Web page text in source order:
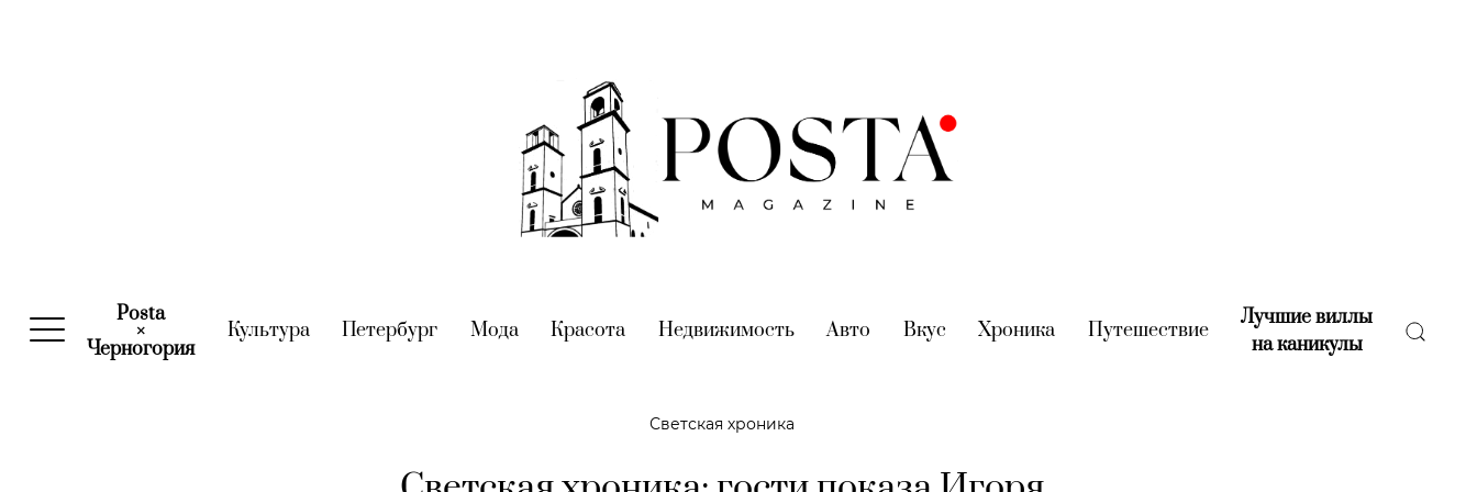
Posta
×
Черногория(current)
Культура(current)
Петербург (current)
Мода(current)
Красота (current)
Недвижимость(current)
Авто (current)
Вкус (current)
Хроника (current)
Путешествие(current)
Лучшие виллы
на каникулы(current)
Светская хроника